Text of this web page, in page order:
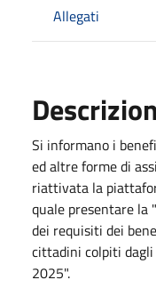
Allegati
Si informano i
ed altre forme di
riattivata la
quale presentare la
dei requisiti dei
cittadini colpiti dagli
2025".